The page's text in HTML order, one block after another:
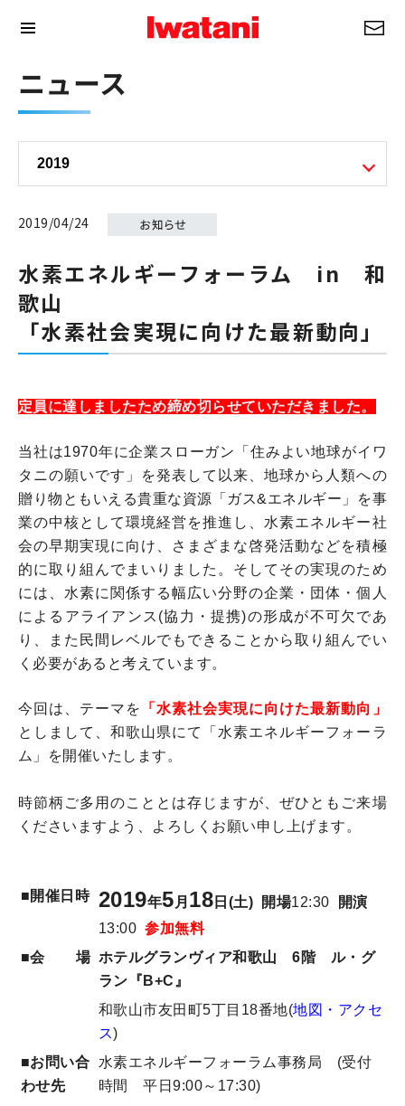
ニュース
2019/04/24
水素エネルギーフォーラム in 和
歌山
「水素社会実現に向けた最新動向」
定員に達しましたため締め切らせていただきました。
当社は1970年に企業スローガン「住みよい地球がイワ
タニの願いです」を発表して以来、地球から人類への
贈り物ともいえる貴重な資源「ガス&エネルギー」を事
業の中核として環境経営を推進し、水素エネルギー社
会の早期実現に向け、さまざまな啓発活動などを積極
的に取り組んでまいりました。そしてその実現のため
には、水素に関係する幅広い分野の企業・団体・個人
によるアライアンス(協力・提携)の形成が不可欠であ
り、また民間レベルでもできることから取り組んでい
く必要があると考えています。
今回は、テーマを
「水素社会実現に向けた最新動向」
としまして、和歌山県にて「水素エネルギーフォーラ
ム」を開催いたします。
時節柄ご多用のこととは存じますが、ぜひともご来場
くださいますよう、よろしくお願い申し上げます。
■開催日時 2019年5 月 18 日(土) 開場12:30 開演
13:00参加無料
■会 場 ホテルグランヴィア和歌山 6階ル・グ
ラン『B+C』
和歌山市友田町5丁目18番地(地図・アクセ
ス)
■お問い合
わせ先
水素エネルギーフォーラム事務局 (受付
時間 平日9:00～17:30)